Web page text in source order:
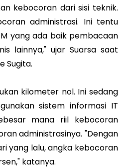
kebocoran dari sisi teknik.
administrasi. Ini tentu
yang ada baik pembacaan
lainnya," ujar Suarsa saat
Sugita.
kilometer nol. Ini sedang
sistem informasi IT
mana riil kebocoran
administrasinya. "Dengan
yang lalu, angka kebocoran
katanya.